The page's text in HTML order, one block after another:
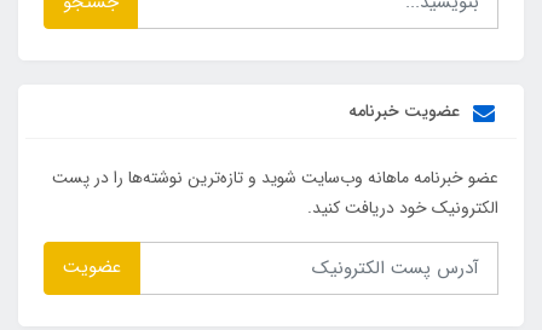
عضویت خبرنامه
عضو خبرنامه ماهانه وب‌سایت شوید و تازه‌ترین نوشته‌ها را در پست
الکترونیک خود دریافت کنید.
عضویت